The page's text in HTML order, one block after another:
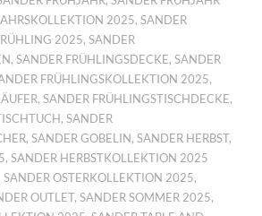
2025,SANDER
2025,SANDER
,SANDER FRÜHLINGSDECKE,SANDER
FRÜHLINGSKOLLEKTION 2025,
,SANDER FRÜHLINGSTISCHDECKE,
,SANDER
,SANDER GOBELIN ,SANDER HERBST,
,SANDER HERBSTKOLLEKTION 2025
,SANDER OSTERKOLLEKTION 2025,
OUTLET,SANDER SOMMER 2025,